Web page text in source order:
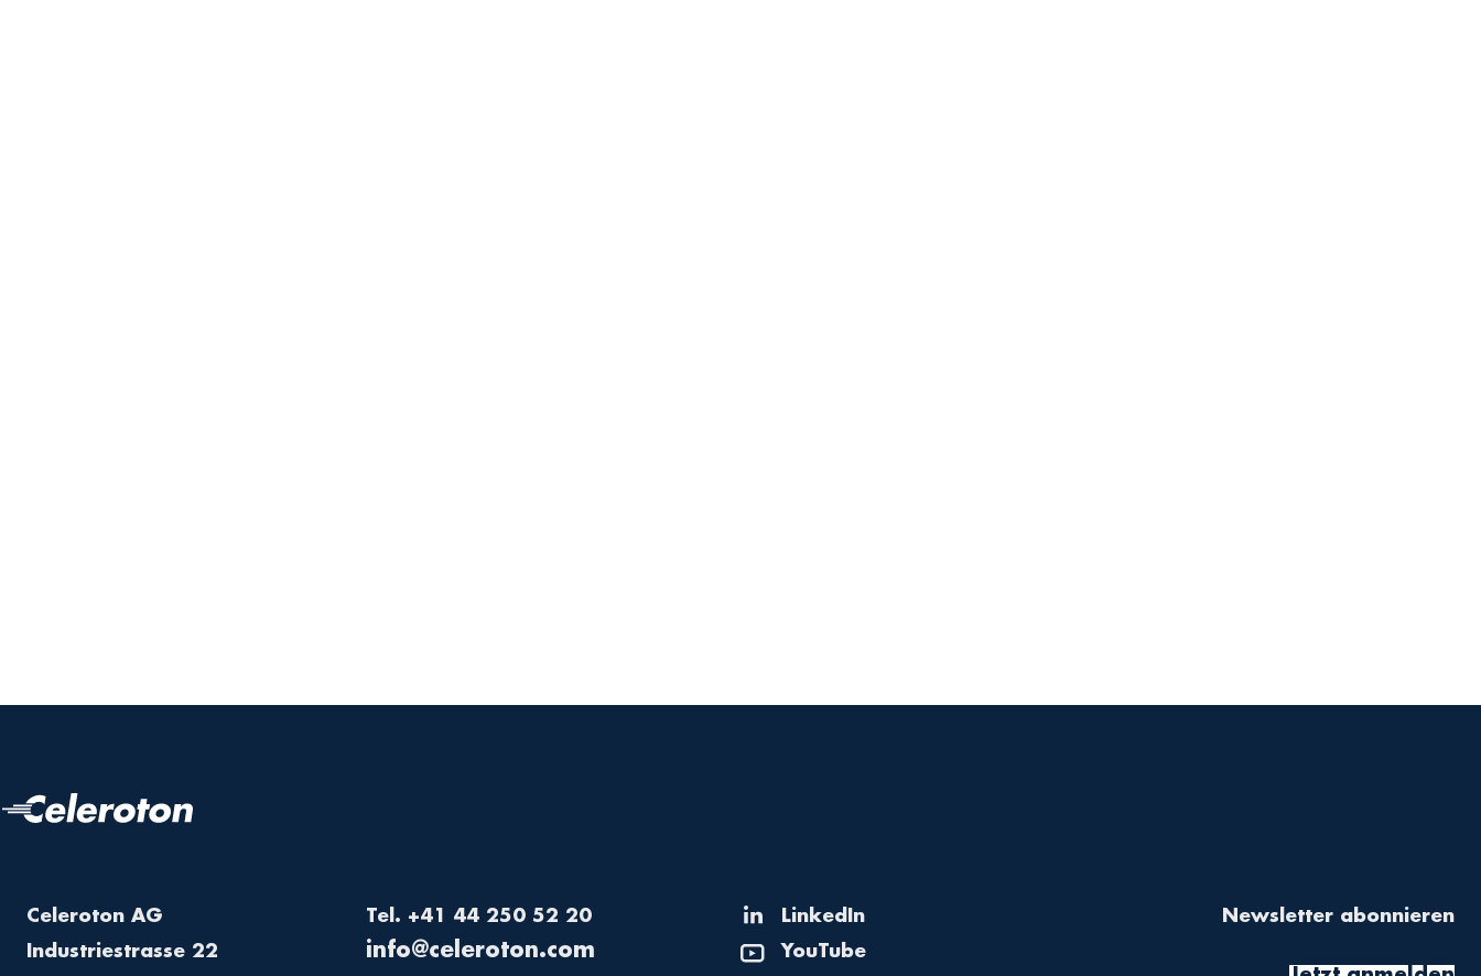
Celeroton AG
Industriestrasse 22
Tel. +41 44 250 52 20
moc.notorelec@ofni
LinkedIn
YouTube
Newsletter abonnieren